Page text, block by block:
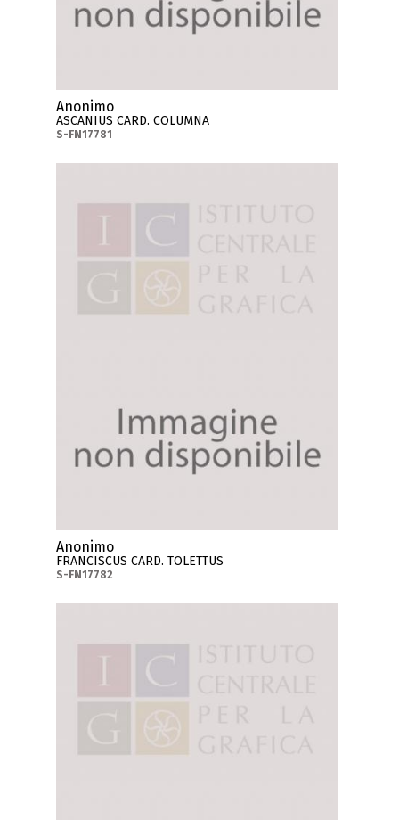
Anonimo
ASCANIUS CARD. COLUMNA
S-FN17781
Anonimo
FRANCISCUS CARD. TOLETTUS
S-FN17782